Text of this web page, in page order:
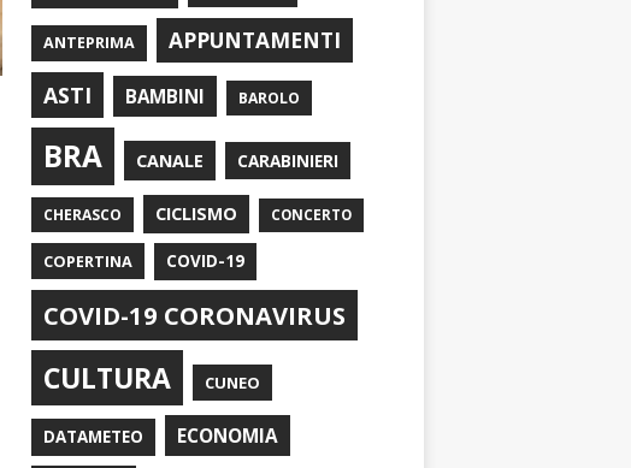
ANTEPRIMA
APPUNTAMENTI
ASTI
BAMBINI BAROLO
BRA CANALE CARABINIERI
CHERASCO CICLISMO CONCERTO
COPERTINA COVID-19
COVID-19 CORONAVIRUS
CULTURA CUNEO
DATAMETEO ECONOMIA